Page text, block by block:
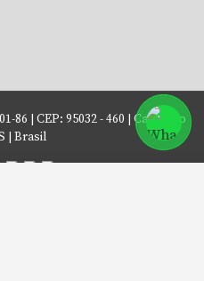
86 | CEP: 95032 - 460 | Caxias do
| Brasil